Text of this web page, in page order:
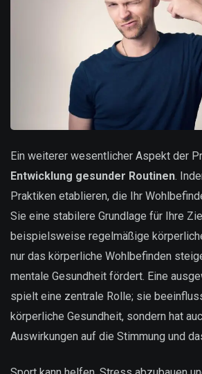
Ein weiterer wesentlicher Aspekt der
Entwicklung gesunder Routinen.
Praktiken etablieren, die Ihr
Sie eine stabilere Grundlage für Ihre
beispielsweise regelmäßige
nur das körperliche Wohlbefinden
mentale Gesundheit fördert. Eine
spielt eine zentrale Rolle; sie
körperliche Gesundheit, sondern hat
Auswirkungen auf die Stimmung und